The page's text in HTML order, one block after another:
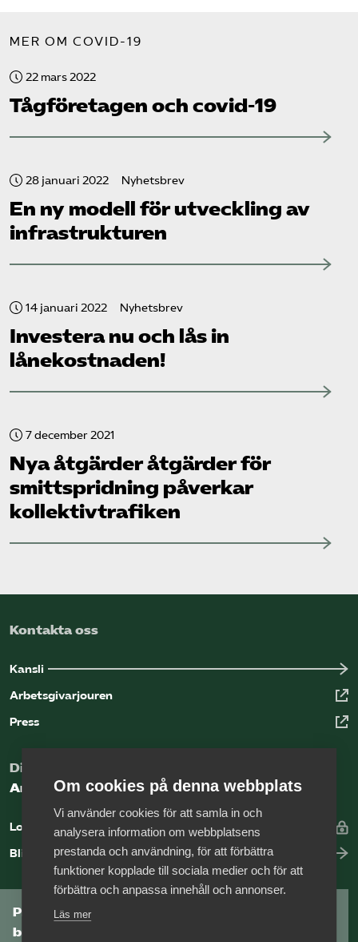
MER OM COVID-19
22 mars 2022
Tåg­företagen och covid-19
28 januari 2022 Nyhetsbrev
En ny modell för utveckling av
infrastrukturen
14 januari 2022 Nyhetsbrev
Investera nu och lås in
lånekostnaden!
7 december 2021
Nya åtgärder åtgärder för
smittspridning påverkar
kollektiv­trafiken
Kontakta oss
Kansli
Arbetsgivarjouren
Press
Digital kunskapsbank för arbetsgivare
Arbetsgivarguiden
Logga in
Bli medlem
Prenumerera på Tågföretagens
branschnyhetsbrev
Om cookies på denna webbplats
Vi använder cookies för att samla in och
analysera information om webbplatsens
prestanda och användning, för att förbättra
funktioner kopplade till sociala medier och för att
förbättra och anpassa innehåll och annonser.
Läs mer